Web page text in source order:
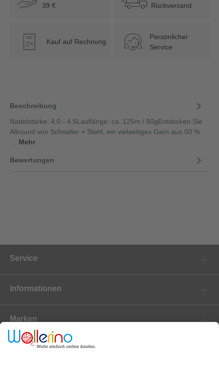
39 €
Rückversand
€ Kauf auf Rechnung
Persönlicher
Service
Beschreibung
Nadelstärke: 4,0 - 4,5Lauflänge: ca. 125m / 50gEntdecken Sie
Allround von Schoeller + Stahl, ein vielseitiges Garn aus 50 %
Mehr
Bewertungen
Service
Informationen
Marken
Newsletter